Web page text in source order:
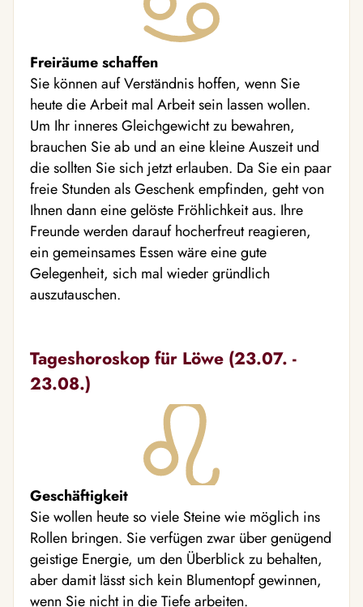
Freiräume schaffen
Sie können auf Verständnis hoffen, wenn Sie
heute die Arbeit mal Arbeit sein lassen wollen.
Um Ihr inneres Gleichgewicht zu bewahren,
brauchen Sie ab und an eine kleine Auszeit und
die sollten Sie sich jetzt erlauben. Da Sie ein paar
freie Stunden als Geschenk empfinden, geht von
Ihnen dann eine gelöste Fröhlichkeit aus. Ihre
Freunde werden darauf hocherfreut reagieren,
ein gemeinsames Essen wäre eine gute
Gelegenheit, sich mal wieder gründlich
auszutauschen.
Tageshoroskop für Löwe (23.07. -
23.08.)
Geschäftigkeit
Sie wollen heute so viele Steine wie möglich ins
Rollen bringen. Sie verfügen zwar über genügend
geistige Energie, um den Überblick zu behalten,
aber damit lässt sich kein Blumentopf gewinnen,
wenn Sie nicht in die Tiefe arbeiten.